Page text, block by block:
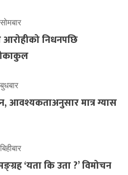
आरोहीको निधनपछि
आवश्यकताअनुसार मात्र ग्यास
‘यता कि उता ?’ विमोचन